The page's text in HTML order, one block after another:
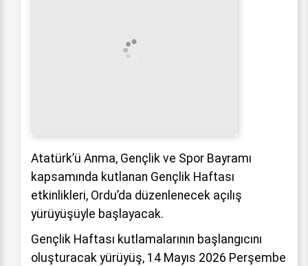
Atatürk’ü Anma, Gençlik ve Spor Bayramı
kapsamında kutlanan Gençlik Haftası
etkinlikleri, Ordu’da düzenlenecek açılış
yürüyüşüyle başlayacak.
Gençlik Haftası kutlamalarının başlangıcını
oluşturacak yürüyüş, 14 Mayıs 2026 Perşembe